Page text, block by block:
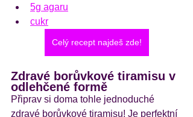
5g agaru
cukr
Celý recept najdeš zde!
Zdravé borůvkové tiramisu v
odlehčené formě
Připrav si doma tohle jednoduché
zdravé borůvkové tiramisu! Je perfektní